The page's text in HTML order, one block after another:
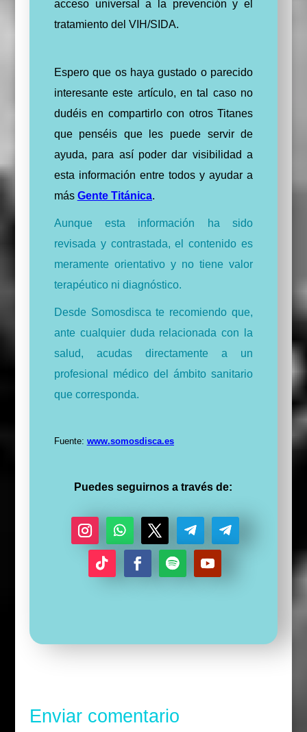
acceso universal a la prevención y el
tratamiento del VIH/SIDA.
Espero que os haya gustado o parecido
interesante este artículo, en tal caso no
dudéis en compartirlo con otros Titanes
que penséis que les puede servir de
ayuda, para así poder dar visibilidad a
esta información entre todos y ayudar a
más Gente Titánica.
Aunque esta información ha sido
revisada y contrastada, el contenido es
meramente orientativo y no tiene valor
terapéutico ni diagnóstico.
Desde Somosdisca te recomiendo que,
ante cualquier duda relacionada con la
salud, acudas directamente a un
profesional médico del ámbito sanitario
que corresponda.
Fuente: www.somosdisca.es
Puedes seguirnos a través de:
a
S
e
g
T
i
S
e
g
S
e
g
Enviar comentario